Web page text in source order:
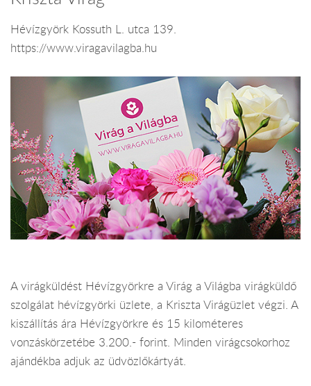
Hévízgyörk Kossuth L. utca 139.
https://www.viragavilagba.hu
A virágküldést Hévízgyörkre a Virág a Világba virágküldő
szolgálat hévízgyörki üzlete, a Kriszta Virágüzlet végzi. A
kiszállítás ára Hévízgyörkre és 15 kilométeres
vonzáskörzetébe 3.200.- forint. Minden virágcsokorhoz
ajándékba adjuk az üdvözlőkártyát.